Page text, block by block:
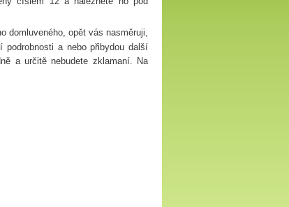
domluveného, opět vás nasměruji,
a nebo přibydou další
a určitě nebudete zklamaní. Na